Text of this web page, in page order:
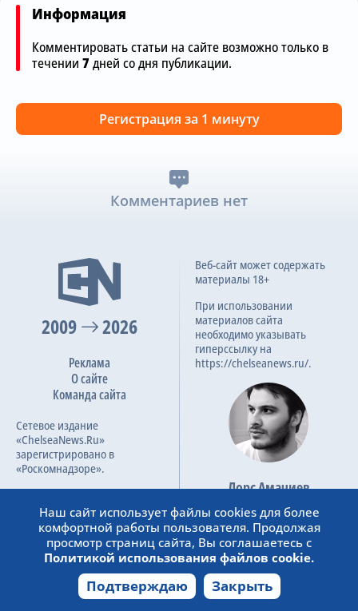
Информация
Комментировать статьи на сайте возможно только в
течении 7дней со дня публикации.
Регистрация за 1 минуту
Комментариев нет
2009 2026
Реклама
О сайте
Команда сайта
Сетевое издание
«ChelseaNews.Ru»
зарегистрировано в
«Роскомнадзоре».
ФС 77 – 87138.
Веб-сайт может содержать
материалы 18+
При использовании
материалов сайта
необходимо указывать
гиперссылку на
https://chelseanews.ru/.
Лорс Амачиев
Основатель сайта
admin@chelseanews.ru
https://www.linkedin.com/
Наш сайт использует файлы cookies для более
комфортной работы пользователя. Продолжая
просмотр страниц сайта, Вы соглашаетесь с
Политикой использования файлов cookie.
Подтверждаю Закрыть